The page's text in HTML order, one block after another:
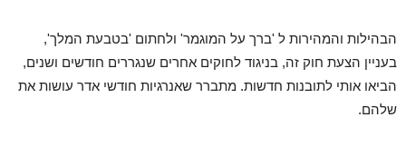
הבהילות והמהירות ל 'ברך על המוגמר' ולחתום 'בטבעת המלך',
בעניין הצעת חוק זה, בניגוד לחוקים אחרים שנגררים חודשים ושנים,
הביאו אותי לתובנות חדשות. מתברר שאנרגיות חודשי אדר עושות את
שלהם.